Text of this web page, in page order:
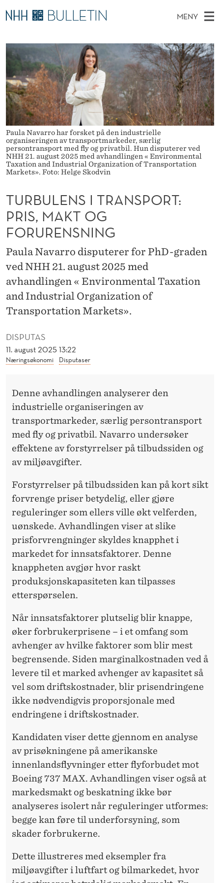
T
U
R
B
U
L
E
N
S
T
R
A
N
S
P
O
R
T
MENY
O
V
E
D
M
E
N
Y
Ø
K
T
T
S
T
E
D
E
T
Stipendiater og nye forskerprofiler
Disputaser
Ekspertutvalg
Om Bulletin
Paula Navarro har forsket på den industrielle
organiseringen av transportmarkeder, særlig
persontransport med fly og privatbil. Hun disputerer ved
NHH 21. august 2025 med avhandlingen « Environmental
Taxation and Industrial Organization of Transportation
Markets». Foto: Helge Skodvin
DISPUTAS
11. august 2025 13:22
Næringsøkonomi Disputaser
TURBULENS I TRANSPORT:
PRIS, MAKT OG
FORURENSNING
Paula Navarro disputerer for PhD-graden
ved NHH 21. august 2025 med
avhandlingen « Environmental Taxation
and Industrial Organization of
Transportation Markets».
Denne avhandlingen analyserer den
industrielle organiseringen av
transportmarkeder, særlig persontransport
med fly og privatbil. Navarro undersøker
effektene av forstyrrelser på tilbudssiden og
av miljøavgifter.
Forstyrrelser på tilbudssiden kan på kort sikt
forvrenge priser betydelig, eller gjøre
reguleringer som ellers ville økt velferden,
uønskede. Avhandlingen viser at slike
prisforvrengninger skyldes knapphet i
markedet for innsatsfaktorer. Denne
knappheten avgjør hvor raskt
produksjonskapasiteten kan tilpasses
etterspørselen.
Når innsatsfaktorer plutselig blir knappe,
øker forbrukerprisene – i et omfang som
avhenger av hvilke faktorer som blir mest
begrensende. Siden marginalkostnaden ved å
levere til et marked avhenger av kapasitet så
vel som driftskostnader, blir prisendringene
ikke nødvendigvis proporsjonale med
endringene i driftskostnader.
Kandidaten viser dette gjennom en analyse
av prisøkningene på amerikanske
innenlandsflyvninger etter flyforbudet mot
Boeing 737 MAX. Avhandlingen viser også at
markedsmakt og beskatning ikke bør
analyseres isolert når reguleringer utformes:
begge kan føre til underforsyning, som
skader forbrukerne.
Dette illustreres med eksempler fra
miljøavgifter i luftfart og bilmarkedet, hvor